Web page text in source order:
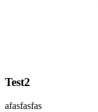
Test2
afasfasfas